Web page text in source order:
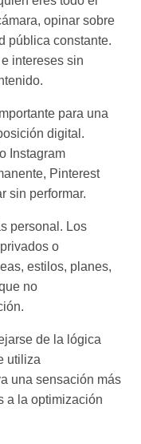
opinar sobre
pública constante.
intereses sin
para una
digital.
Instagram
Pinterest
sin performar.
personal. Los
o
estilos, planes,
no
de la lógica
utiliza
una sensación más
a la optimización